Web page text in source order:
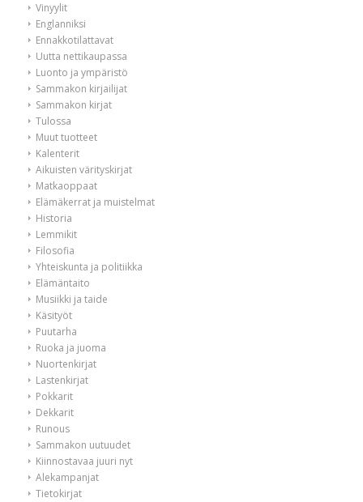
Vinyylit
Englanniksi
Ennakkotilattavat
Uutta nettikaupassa
Luonto ja ympäristö
Sammakon kirjailijat
Sammakon kirjat
Tulossa
Muut tuotteet
Kalenterit
Aikuisten värityskirjat
Matkaoppaat
Elämäkerrat ja muistelmat
Historia
Lemmikit
Filosofia
Yhteiskunta ja politiikka
Elämäntaito
Musiikki ja taide
Käsityöt
Puutarha
Ruoka ja juoma
Nuortenkirjat
Lastenkirjat
Pokkarit
Dekkarit
Runous
Sammakon uutuudet
Kiinnostavaa juuri nyt
Alekampanjat
Tietokirjat